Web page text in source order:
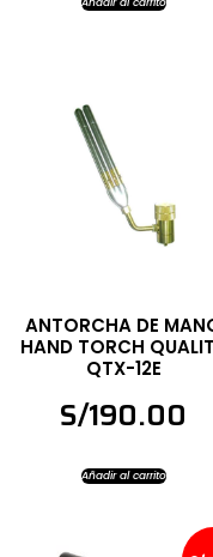
ANTORCHA DE
HAND TORCH
QTX-12E
S/190.00
Añadir al carrito